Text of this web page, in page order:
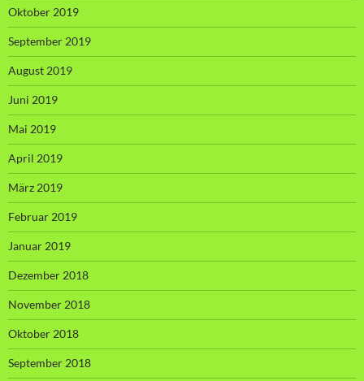
Oktober 2019
September 2019
August 2019
Juni 2019
Mai 2019
April 2019
März 2019
Februar 2019
Januar 2019
Dezember 2018
November 2018
Oktober 2018
September 2018